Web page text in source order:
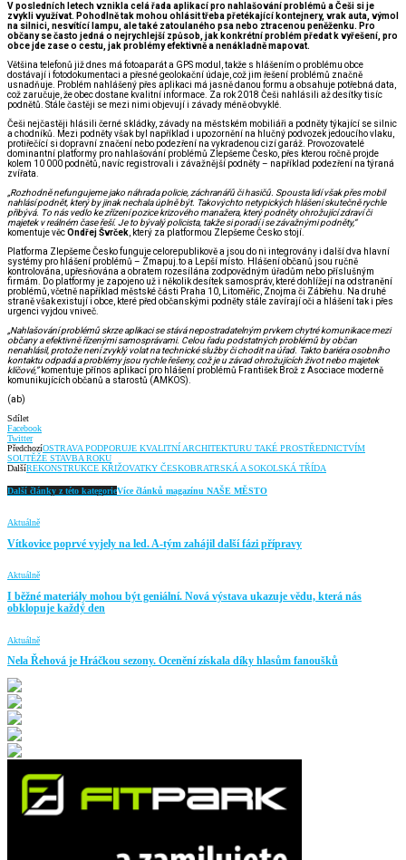
V posledních letech vznikla celá řada aplikací pro nahlašování problémů a Češi si je
zvykli využívat. Pohodlně tak mohou ohlásit třeba přetékající kontejnery, vrak auta, výmol
na silnici, nesvítící lampu, ale také zatoulaného psa nebo ztracenou peněženku. Pro
občany se často jedná o nejrychlejší způsob, jak konkrétní problém předat k vyřešení, pro
obce jde zase o cestu, jak problémy efektivně a nenákladně mapovat.
Většina telefonů již dnes má fotoaparát a GPS modul, takže s hlášením o problému obce
dostávají i fotodokumentaci a přesné geolokační údaje, což jim řešení problémů značně
usnadňuje. Problém nahlášený přes aplikaci má jasně danou formu a obsahuje potřebná data,
což zaručuje, že obec dostane kvalitní informace. Za rok 2018 Češi nahlásili až desítky tisíc
podnětů. Stále častěji se mezi nimi objevují i závady méně obvyklé.
Češi nejčastěji hlásili černé skládky, závady na městském mobiliáři a podněty týkající se silnic
a chodníků. Mezi podněty však byl například i upozornění na hlučný podvozek jedoucího vlaku,
protiřečící si dopravní značení nebo podezření na vykradenou cizí garáž. Provozovatelé
dominantní platformy pro nahlašování problémů Zlepšeme Česko, přes kterou ročně projde
kolem 10 000 podnětů, navíc registrovali i závažnější podněty – například podezření na týraná
zvířata.
„Rozhodně nefungujeme jako náhrada policie, záchranářů či hasičů. Spousta lidí však přes mobil
nahlásí podnět, který by jinak nechala úplně být. Takovýchto netypických hlášení skutečně rychle
přibývá. To nás vedlo ke zřízení pozice krizového manažera, který podněty ohrožující zdraví či
majetek v reálném čase řeší. Je to bývalý policista, takže si poradí i se závažnými podněty,“
komentuje věcOndřej Švrček, který za platformou Zlepšeme Česko stojí.
Platforma Zlepšeme Česko funguje celorepublikově a jsou do ni integrovány i další dva hlavní
systémy pro hlášení problémů – Zmapuj.to a Lepší místo. Hlášení občanů jsou ručně
kontrolována, upřesňována a obratem rozesílána zodpovědným úřadům nebo příslušným
firmám. Do platformy je zapojeno už i několik desítek samospráv, které dohlížejí na odstranění
problémů, včetně například městské části Praha 10, Litoměřic, Znojma či Zábřehu. Na druhé
straně však existují i obce, které před občanskými podněty stále zavírají oči a hlášení tak i přes
urgenci vyjdou vniveč.
„Nahlašování problémů skrze aplikaci se stává nepostradatelným prvkem chytré komunikace mezi
občany a efektivně řízenými samosprávami. Celou řadu podstatných problémů by občan
nenahlásil, protože není zvyklý volat na technické služby či chodit na úřad. Takto bariéra osobního
kontaktu odpadá a problémy jsou rychle řešeny, což je u závad ohrožujících život nebo majetek
klíčové,”komentuje přínos aplikací pro hlášení problémů František Brož z Asociace moderně
komunikujících občanů a starostů (AMKOS).
(ab)
Sdílet
Facebook
Twitter
PředchozíOSTRAVA PODPORUJE KVALITNÍ ARCHITEKTURU TAKÉ PROSTŘEDNICTVÍM
SOUTĚŽE STAVBA ROKU
DalšíREKONSTRUKCE KŘIŽOVATKY ČESKOBRATRSKÁ A SOKOLSKÁ TŘÍDA
Další články z této kategorieVíce článků magazínu NAŠE MĚSTO
Aktuálně
Vítkovice poprvé vyjely na led. A-tým zahájil další fázi přípravy
Aktuálně
I běžné materiály mohou být geniální. Nová výstava ukazuje vědu, která nás
obklopuje každý den
Aktuálně
Nela Řehová je Hráčkou sezony. Ocenění získala díky hlasům fanoušků